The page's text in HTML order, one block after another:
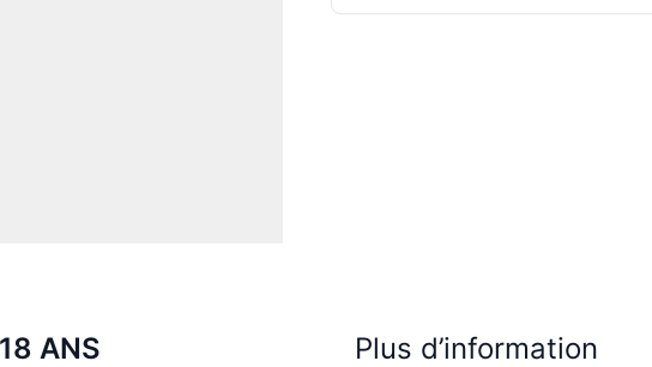
ANS Plus d’information